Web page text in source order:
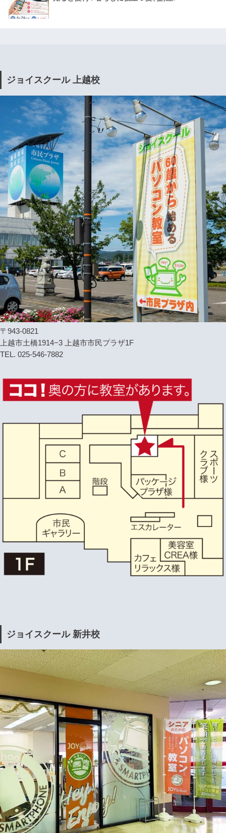
ジョイスクール 上越校
〒943-0821
上越市土橋1914−3 上越市市民プラザ1F
TEL. 025-546-7882
ジョイスクール 新井校